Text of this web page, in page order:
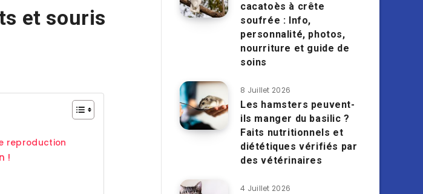
et souris
reproduction
!
cacatoès à crête
soufrée : Info,
personnalité, photos,
nourriture et guide de
soins
8 Juillet 2026
Les hamsters peuvent-
ils manger du basilic ?
Faits nutritionnels et
diététiques vérifiés par
des vétérinaires
4 Juillet 2026